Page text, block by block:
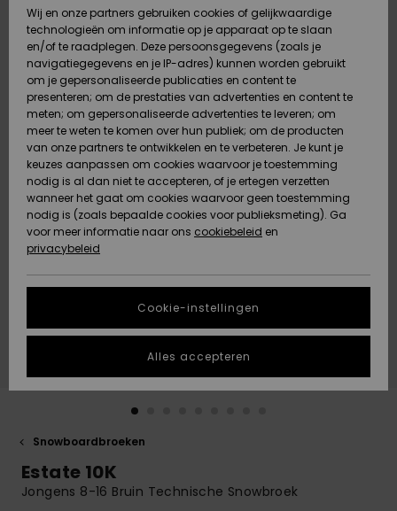
Schoenen &
Slippers
Surf /
Water
Snow
Nieuw
Highlights
Schoenen &
Slippers
Surf /
Water
Sneeuw
Nieuw
Highlights
Highlights
Snow
SURF
Highlights
Community
SNOW
Dames
Snow Shop
Highlights
Gemeenschap
SALE ON
SALE
VROUW
OUTLET
Regio- En
Taalinstellingen
Betaling
Giftcard
Quiksilver
Freedom
Gegevensbescherming
gesprek om het
snelste
vraag te
krijgen.
de meest
DUURZAAMHEID
STORE LOCATOR
VERLANGLIJST
Snowboardbroeken
Estate 10K
Jongens 8-16 Bruin Technische Snowbroek
Wij en onze partners gebruiken cookies of gelijkwaardige
technologieën om informatie op je apparaat op te slaan
en/of te raadplegen. Deze persoonsgegevens (zoals je
navigatiegegevens en je IP-adres) kunnen worden gebruikt
om je gepersonaliseerde publicaties en content te
presenteren; om de prestaties van advertenties en content te
meten; om gepersonaliseerde advertenties te leveren; om
meer te weten te komen over hun publiek; om de producten
van onze partners te ontwikkelen en te verbeteren. Je kunt je
keuzes aanpassen om cookies waarvoor je toestemming
nodig is al dan niet te accepteren, of je ertegen verzetten
wanneer het gaat om cookies waarvoor geen toestemming
nodig is (zoals bepaalde cookies voor publieksmeting). Ga
voor meer informatie naar ons cookiebeleid en
privacybeleid
Cookie-instellingen
Alles accepteren